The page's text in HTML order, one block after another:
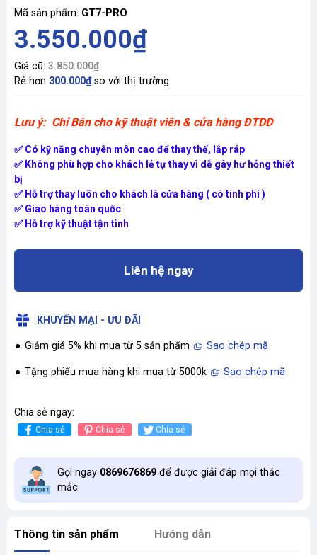
Mã sản phẩm: GT7-PRO
3.550.000₫
Giá cũ: 3.850.000₫
Rẻ hơn 300.000₫so với thị trường
Lưu ý: Chỉ Bán cho kỹ thuật viên & cửa hàng ĐTDĐ
✅ Có kỹ năng chuyên môn cao để thay thế, lắp ráp
✅ Không phù hợp cho khách lẻ tự thay vì dễ gây hư hỏng thiết
bị
✅ Hỗ trợ thay luôn cho khách là cửa hàng ( có tính phí )
✅ Giao hàng toàn quốc
✅ Hỗ trợ kỹ thuật tận tình
Liên hệ ngay
KHUYẾN MẠI - ƯU ĐÃI
Giảm giá 5% khi mua từ 5 sản phẩm Sao chép mã
Tặng phiếu mua hàng khi mua từ 5000k Sao chép mã
Chia sẻ ngay:
Chia sẻ Chia sẻ Chia sẻ
Gọi ngay 0869676869 để được giải đáp mọi thắc
mắc
Thông tin sản phẩm Hướng dẫn